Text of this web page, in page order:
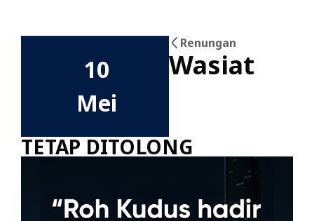
10
Mei
Renungan
Wasiat
TETAP DITOLONG